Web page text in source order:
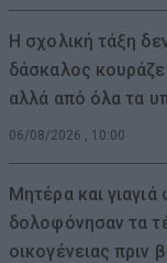
Η σχολική τάξη
δάσκαλος
αλλά από όλα τα
06/08/2026 , 10:00
Μητέρα και γιαγιά
δολοφόνησαν τα
οικογένειας πριν